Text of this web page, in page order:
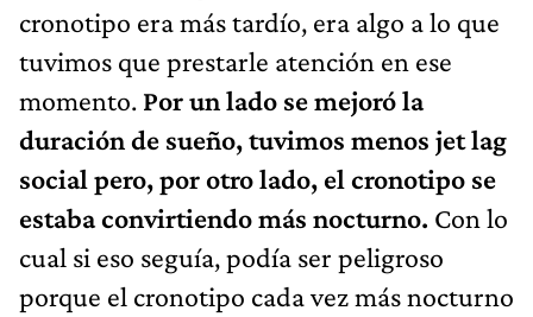
cronotipo era más tardío, era algo a lo que
tuvimos que prestarle atención en ese
momento. Por un lado se mejoró la
duración de sueño, tuvimos menos jet lag
social pero, por otro lado, el cronotipo se
estaba convirtiendo más nocturno. Con lo
cual si eso seguía, podía ser peligroso
porque el cronotipo cada vez más nocturno